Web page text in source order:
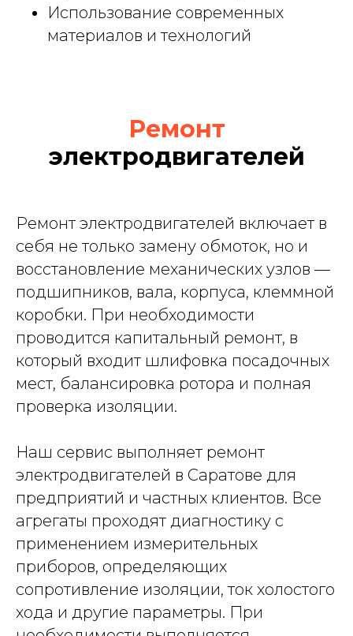
Использование современных
материалов и технологий
Ремонт
электродвигателей
Ремонт электродвигателей включает в
себя не только замену обмоток, но и
восстановление механических узлов —
подшипников, вала, корпуса, клеммной
коробки. При необходимости
проводится капитальный ремонт, в
который входит шлифовка посадочных
мест, балансировка ротора и полная
проверка изоляции.
Наш сервис выполняет ремонт
электродвигателей в Саратове для
предприятий и частных клиентов. Все
агрегаты проходят диагностику с
применением измерительных
приборов, определяющих
сопротивление изоляции, ток холостого
хода и другие параметры. При
Федор Симаев
Руководитель компании